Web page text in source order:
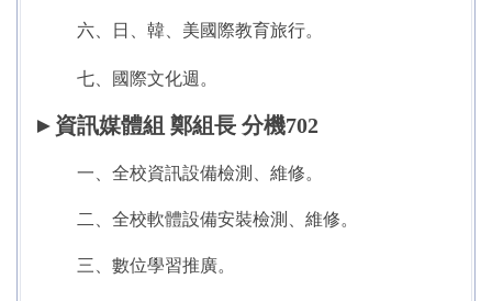
六、日、韓、美國際教育旅行。
七、國際文化週。
► 資訊媒體組 鄭組長 分機702
一、全校資訊設備檢測、維修。
二、全校軟體設備安裝檢測、維修。
三、數位學習推廣。